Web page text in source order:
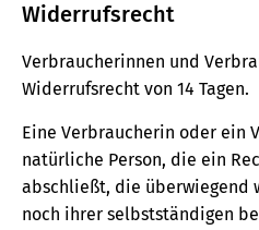
Widerrufsrecht
Verbraucherinnen und
Widerrufsrecht von 14 Tagen.
Eine Verbraucherin oder ein
natürliche Person, die ein
abschließt, die überwiegend
noch ihrer selbstständigen